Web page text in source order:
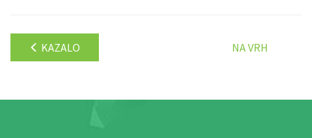
KAZALO NA VRH